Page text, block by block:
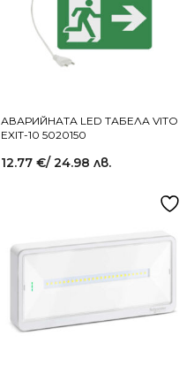
АВАРИЙНАТА LED ТАБЕЛА VITO
EXIT-10 5020150
12.77 €/ 24.98 лв.